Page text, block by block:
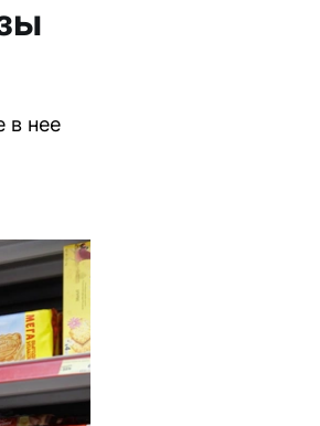
в нее